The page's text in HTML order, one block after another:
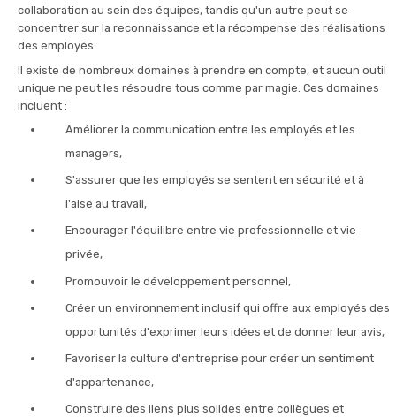
collaboration au sein des équipes, tandis qu'un autre peut se
concentrer sur la reconnaissance et la récompense des réalisations
des employés.
Il existe de nombreux domaines à prendre en compte, et aucun outil
unique ne peut les résoudre tous comme par magie. Ces domaines
incluent :
Améliorer la communication entre les employés et les
managers,
S'assurer que les employés se sentent en sécurité et à
l'aise au travail,
Encourager l'équilibre entre vie professionnelle et vie
privée,
Promouvoir le développement personnel,
Créer un environnement inclusif qui offre aux employés des
opportunités d'exprimer leurs idées et de donner leur avis,
Favoriser la culture d'entreprise pour créer un sentiment
d'appartenance,
Construire des liens plus solides entre collègues et